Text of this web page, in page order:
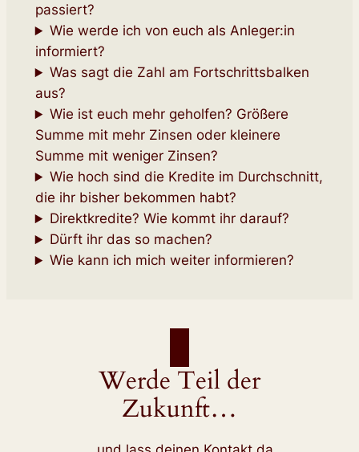
passiert?
Wie werde ich von euch als Anleger:in
informiert?
Was sagt die Zahl am Fortschrittsbalken
aus?
Wie ist euch mehr geholfen? Größere
Summe mit mehr Zinsen oder kleinere
Summe mit weniger Zinsen?
Wie hoch sind die Kredite im Durchschnitt,
die ihr bisher bekommen habt?
Direktkredite? Wie kommt ihr darauf?
Dürft ihr das so machen?
Wie kann ich mich weiter informieren?
Werde Teil der
Zukunft…